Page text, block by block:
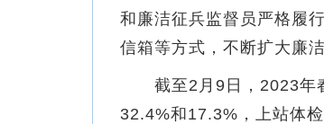
和廉洁征兵监督员严格履
信箱等方式，不断扩大廉
截至2月9日，2023年春
32.4%和17.3%，上站体